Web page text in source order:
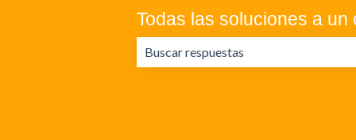
Todas las soluciones a un